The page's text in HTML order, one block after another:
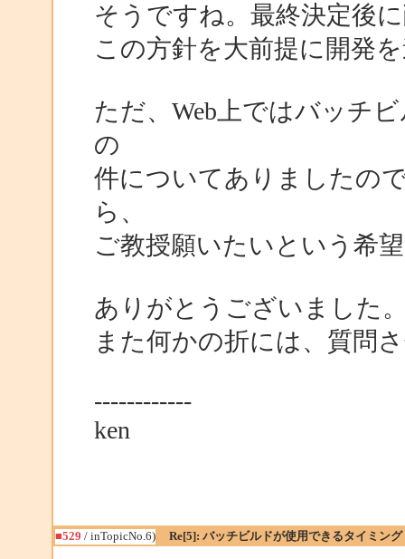
そうですね。最終決定後
この方針を大前提に開発
ただ、Web上ではバッチ
の
件についてありましたの
ら、
ご教授願いたいという希
ありがとうございました
また何かの折には、質問
------------
ken
■529 / inTopicNo.6) Re[5]: バッチビルドが使用できるタイミング